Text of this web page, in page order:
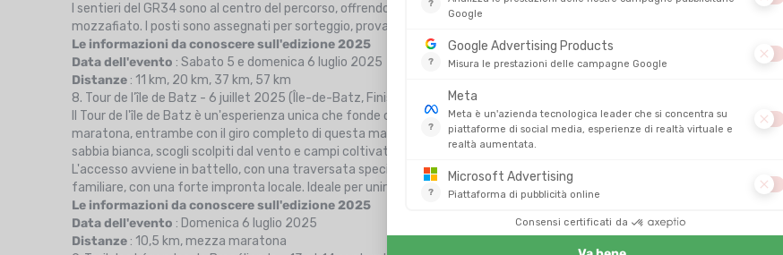
I sentieri del GR34 sono al centro del percorso, offrendo un'alternanza di scogliere, calette, brughiere marine e panorami
mozzafiato. I posti sono assegnati per sorteggio, prova del successo popolare di questo evento.
Le informazioni da conoscere sull'edizione 2025
Data dell'evento : Sabato 5 e domenica 6 luglio 2025
Distanze : 11 km, 20 km, 37 km, 57 km
8. Tour de l’île de Batz - 6 juillet 2025 (Île-de-Batz, Finistère)
Il Tour de l'île de Batz è un'esperienza unica che fonde corsa e avventura insulare. Propone un 10,5 km e una mezza
maratona, entrambe con il giro completo di questa magnifica isola al largo di Roscoff. I paesaggi sono sublimi, tra spiagge di
sabbia bianca, scogli scolpiti dal vento e campi coltivati.
L'accesso avviene in battello, con una traversata speciale organizzata per i corridori. L'organizzazione è calorosa, quasi
familiare, con una forte impronta locale. Ideale per unire trail e weekend di relax.
Le informazioni da conoscere sull'edizione 2025
Data dell'evento : Domenica 6 luglio 2025
Distanze : 10,5 km, mezza maratona